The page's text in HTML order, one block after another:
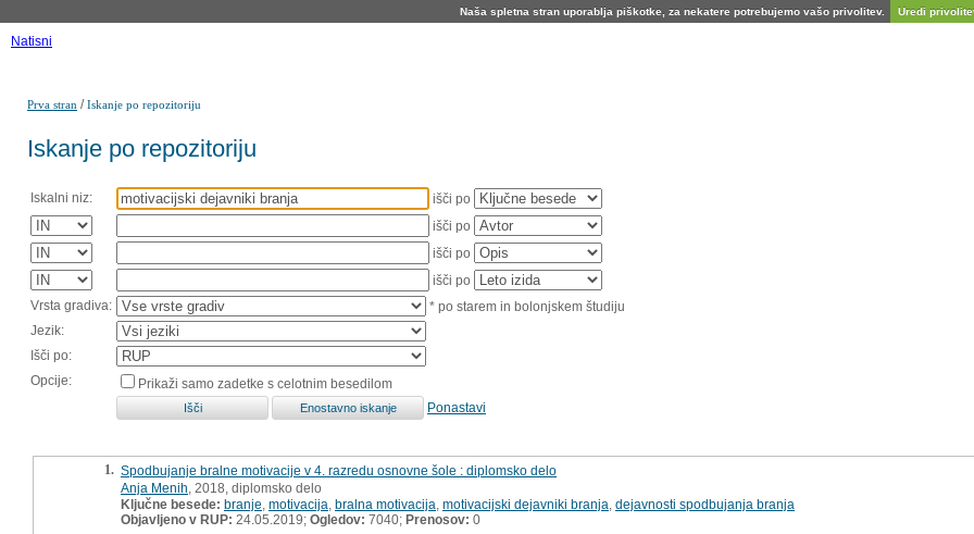
Naša spletna stran uporablja piškotke, za nekatere potrebujemo vašo privolitev. Uredi
Natisni
Prva stran /Iskanje po repozitoriju
Iskanje po repozitoriju
Iskalni niz:
išči po
išči po
išči po
išči po
Vrsta gradiva:
* po starem in bolonjskem študiju
Jezik:
Išči po:
Opcije:
Prikaži samo zadetke s celotnim besedilom
Ponastavi
1. Spodbujanje bralne motivacije v 4. razredu osnovne šole : diplomsko delo
Anja Menih , 2018, diplomsko delo
Ključne besede: branje motivacija bralna motivacija motivacijski dejavniki branja dejavnosti spodbujanja branja
Objavljeno v RUP: 24.05.2019; Ogledov: 7040; Prenosov: 0